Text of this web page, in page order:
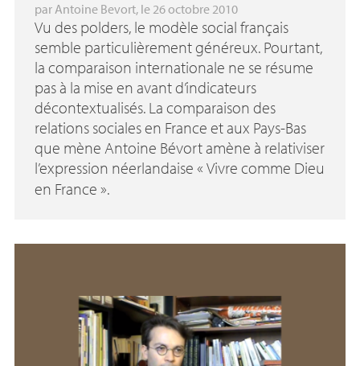
parAntoine Bevort, le 26 octobre 2010
Vu des polders, le modèle social français
semble particulièrement généreux. Pourtant,
la comparaison internationale ne se résume
pas à la mise en avant d’indicateurs
décontextualisés. La comparaison des
relations sociales en France et aux Pays-Bas
que mène Antoine Bévort amène à relativiser
l’expression néerlandaise « Vivre comme Dieu
en France ».